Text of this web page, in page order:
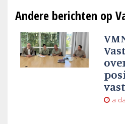
Andere berichten op
a